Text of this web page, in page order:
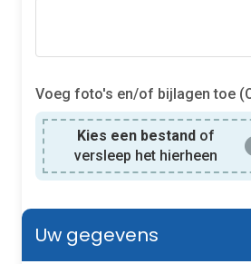
Voeg foto's en/of bijlagen toe
Kies een bestand of
versleep het hierheen
Uw gegevens